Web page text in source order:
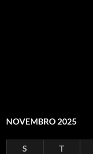
NOVEMBRO 2025
S T